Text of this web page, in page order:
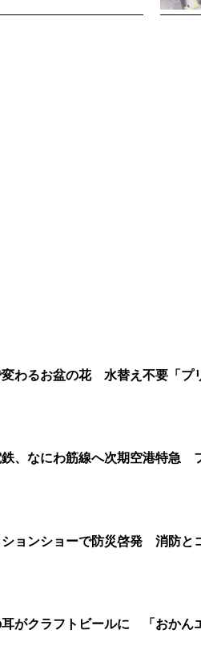
わるお盆の花 水替え不要「プ
、なにわ筋線へ次期空港特急
ションショーで防災啓発 消防と
耳がクラフトビールに 「おか